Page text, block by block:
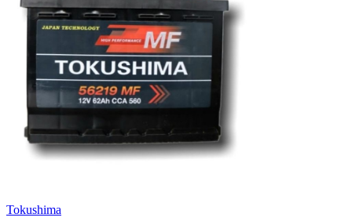
Tokushima